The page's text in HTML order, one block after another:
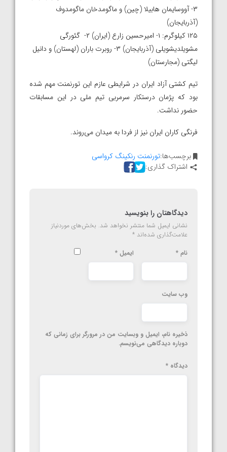
۳- آووسایمان هابیلا (چین) و ماگومدخان ماگومدوف
(آذربایجان)
۱۲۵ کیلوگرم: ۱- امیرحسین زارع (ایران) ۲- گئورگی
مشویلدیشویلی (آذربایجان) ۳- روبرت باران (لهستان) و دانیل
لیگتی (مجارستان)
تیم کشتی آزاد ایران در شرایطی عازم این تورنمنت مهم شده
بود که پژمان درستکار سرمربی تیم ملی در این مسابقات
حضور نداشت.
فرنگی کاران ایران نیز از فردا به میدان می‌روند.
برچسب‌ها:تورنمنت رنکینگ کرواسی
اشتراک گذاری:
دیدگاهتان را بنویسید
نشانی ایمیل شما منتشر نخواهد شد. بخش‌های موردنیاز
علامت‌گذاری شده‌اند *
نام * ایمیل *
وب‌ سایت
ذخیره نام، ایمیل و وبسایت من در مرورگر برای زمانی که
دوباره دیدگاهی می‌نویسم.
دیدگاه *